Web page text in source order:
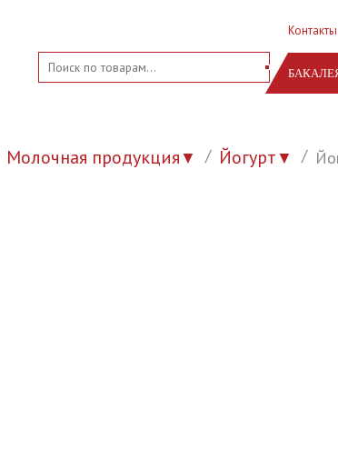
Контакты
Молочная продукция▼ Йогурт▼